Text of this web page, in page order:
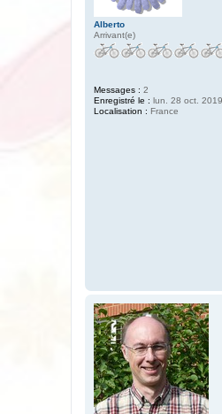
Alberto
Arrivant(e)
Messages : 2
Enregistré le : lun. 28 oct.
Localisation : France